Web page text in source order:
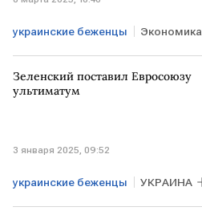
украинские беженцы Экономика
Европарламент ГЕРМАНИЯ
пособия
Зеленский поставил Евросоюзу
ультиматум
3 января 2025, 09:52
украинские беженцы УКРАИНА